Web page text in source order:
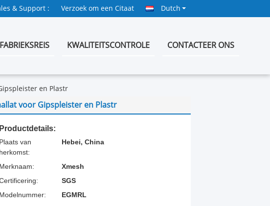
& Support : Verzoek om een Citaat Dutch
FABRIEKSREIS KWALITEITSCONTROLE CONTACTEER ONS
en Plastr
voor Gipspleister en Plastr
Productdetails:
Plaats van
herkomst:
Hebei, China
Merknaam:
Xmesh
SGS
Modelnummer:
EGMRL